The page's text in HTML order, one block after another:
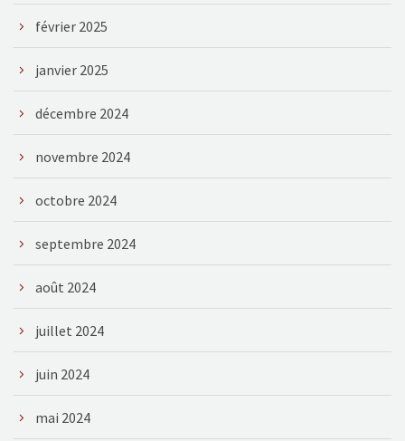
février 2025
janvier 2025
décembre 2024
novembre 2024
octobre 2024
septembre 2024
août 2024
juillet 2024
juin 2024
mai 2024